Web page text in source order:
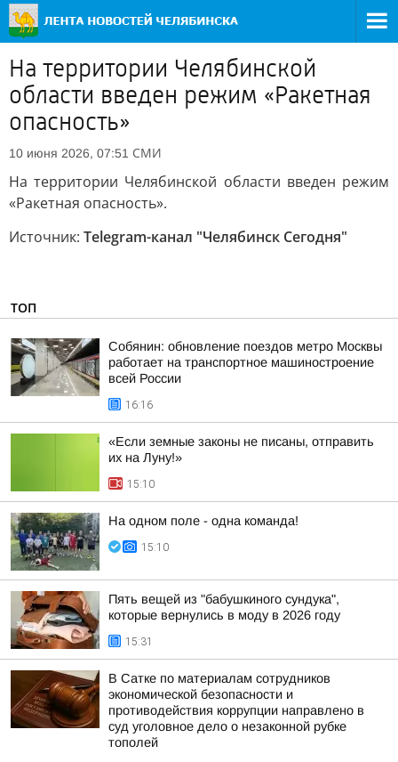
На территории Челябинской
области введен режим «Ракетная
опасность»
10 июня 2026, 07:51 СМИ
На территории Челябинской области введен режим
«Ракетная опасность».
Источник: Telegram-канал "Челябинск Сегодня"
ТОП
Собянин: обновление поездов метро Москвы
работает на транспортное машиностроение
всей России
16:16
«Если земные законы не писаны, отправить
их на Луну!»
15:10
На одном поле - одна команда!
15:10
Пять вещей из "бабушкиного сундука",
которые вернулись в моду в 2026 году
15:31
В Сатке по материалам сотрудников
экономической безопасности и
противодействия коррупции направлено в
суд уголовное дело о незаконной рубке
тополей